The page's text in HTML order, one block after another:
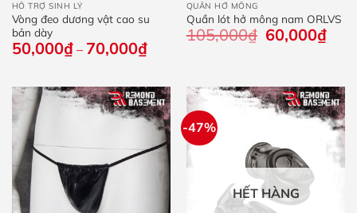
HỖ TRỢ SINH LÝ
Vòng đeo dương vật cao su
bản dày
50,000₫ – 70,000₫Khoảng
giá:
50,000₫
đến
70,000₫
QUẦN HỞ MÔNG
Quần lót hở mông nam ORLVS
105,000₫ Giá
gốc
60,000₫Giá
hiện
-47%
HẾT HÀNG